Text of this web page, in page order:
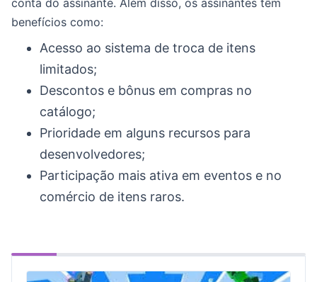
conta do assinante. Além disso, os assinantes têm
benefícios como:
Acesso ao sistema de troca de itens
limitados;
Descontos e bônus em compras no
catálogo;
Prioridade em alguns recursos para
desenvolvedores;
Participação mais ativa em eventos e no
comércio de itens raros.